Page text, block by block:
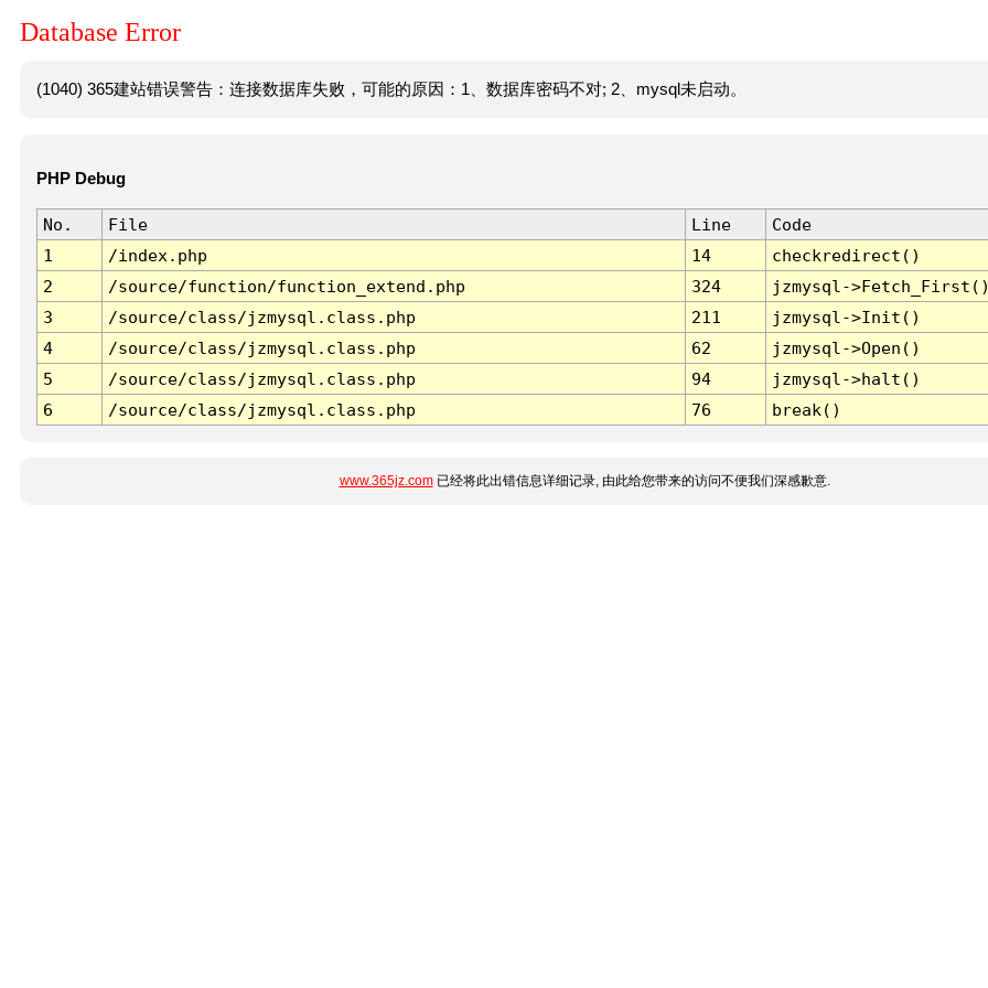
Database Error
(1040) 365建站错误警告：连接数据库失败，可能的原因：1、数据库密码不对; 2、mysql未启动。
PHP Debug
No. File Line
Code
1
/index.php 14
checkredirect()
2
/source/function/function_extend.php 324
jzmysql-
3
/source/class/jzmysql.class.php 211
jzmysql->Init()
4
/source/class/jzmysql.class.php 62
jzmysql->Open()
5
/source/class/jzmysql.class.php 94
jzmysql->halt()
6
/source/class/jzmysql.class.php 76 break()
www.365jz.com已经将此出错信息详细记录, 由此给您带来的访问不便我们深感歉意.